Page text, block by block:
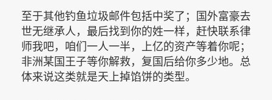
至于其他钓鱼垃圾邮件包括中奖了；国外富豪去
世无继承人，最后找到你的姓一样，赶快联系律
师我吧，咱们一人一半，上亿的资产等着你呢；
非洲某国王子等你解救，复国后给你多少地。总
体来说这类就是天上掉馅饼的类型。